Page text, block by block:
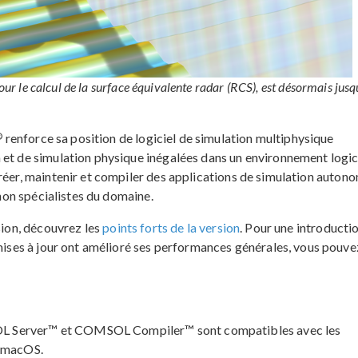
le calcul de la surface équivalente radar (RCS), est désormais
renforce sa position de logiciel de simulation multiphysique
de simulation physique inégalées dans un environnement
maintenir et compiler des applications de simulation
spécialistes du domaine.
découvrez lespoints forts de la version. Pour une
à jour ont amélioré ses performances générales, vous
Server™ et COMSOL Compiler™ sont compatibles avec les